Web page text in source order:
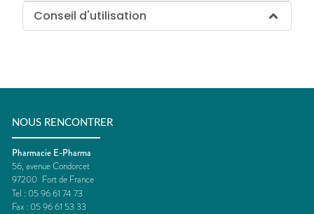
Conseil d'utilisation
NOUS RENCONTRER
Pharmacie E-Pharma
56, avenue Condorcet
97200 Fort de France
Tel : 05 96 61 74 73
Fax : 05 96 61 53 33